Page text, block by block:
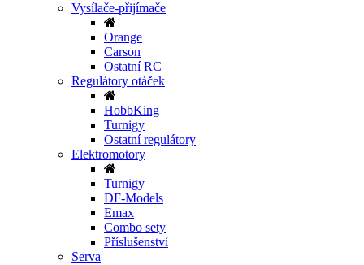
Vysílače-přijímače
Orange
Carson
Ostatní RC
Regulátory otáček
HobbKing
Turnigy
Ostatní regulátory
Elektromotory
Turnigy
DF-Models
Emax
Combo sety
Příslušenství
Serva